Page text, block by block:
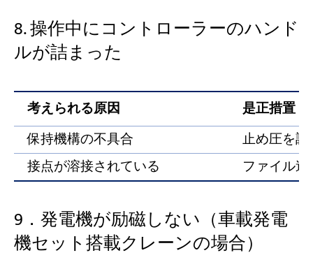
8. 操作中にコントローラーのハンド
ルが詰まった
考えられる原因
是正措置
保持機構の不具合
止め圧を
接点が溶接されている
ファイル
9．発電機が励磁しない（車載発電
機セット搭載クレーンの場合）